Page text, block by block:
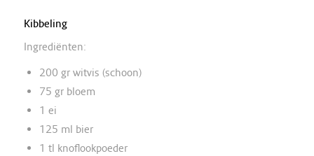
Kibbeling
Ingrediënten:
200 gr witvis (schoon)
75 gr bloem
1 ei
125 ml bier
1 tl knoflookpoeder